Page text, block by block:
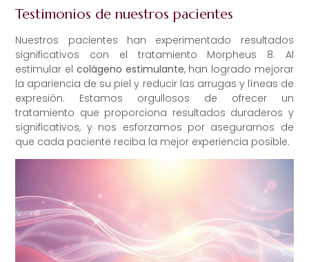
Testimonios de nuestros pacientes
Nuestros pacientes han experimentado resultados
significativos con el tratamiento Morpheus 8. Al
estimular el colágeno estimulante, han logrado mejorar
la apariencia de su piel y reducir las arrugas y líneas de
expresión. Estamos orgullosos de ofrecer un
tratamiento que proporciona resultados duraderos y
significativos, y nos esforzamos por asegurarnos de
que cada paciente reciba la mejor experiencia posible.